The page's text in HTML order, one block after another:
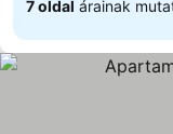
7 oldal árainak